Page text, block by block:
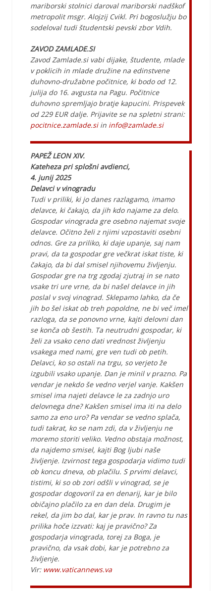
mariborski stolnici daroval mariborski nadškof
metropolit msgr. Alojzij Cvikl. Pri bogoslužju bo
sodeloval tudi študentski pevski zbor Vdih.
ZAVOD ZAMLADE.SI
Zavod Zamlade.si vabi dijake, študente, mlade
v poklicih in mlade družine na edinstvene
duhovno-družabne počitnice, ki bodo od 12.
julija do 16. avgusta na Pagu. Počitnice
duhovno spremljajo bratje kapucini. Prispevek
od 229 EUR dalje. Prijavite se na spletni strani:
pocitnice.zamlade.siin info@zamlade.si
PAPEŽ LEON XIV.
Kateheza pri splošni avdienci,
4. junij 2025
Delavci v vinogradu
Tudi v priliki, ki jo danes razlagamo, imamo
delavce, ki čakajo, da jih kdo najame za delo.
Gospodar vinograda gre osebno najemat svoje
delavce. Očitno želi z njimi vzpostaviti osebni
odnos. Gre za priliko, ki daje upanje, saj nam
pravi, da ta gospodar gre večkrat iskat tiste, ki
čakajo, da bi dal smisel njihovemu življenju.
Gospodar gre na trg zgodaj zjutraj in se nato
vsake tri ure vrne, da bi našel delavce in jih
poslal v svoj vinograd. Sklepamo lahko, da če
jih bo šel iskat ob treh popoldne, ne bi več imel
razloga, da se ponovno vrne, kajti delovni dan
se konča ob šestih. Ta neutrudni gospodar, ki
želi za vsako ceno dati vrednost življenju
vsakega med nami, gre ven tudi ob petih.
Delavci, ko so ostali na trgu, so verjeto že
izgubili vsako upanje. Dan je minil v prazno. Pa
vendar je nekdo še vedno verjel vanje. Kakšen
smisel ima najeti delavce le za zadnjo uro
delovnega dne? Kakšen smisel ima iti na delo
samo za eno uro? Pa vendar se vedno splača,
tudi takrat, ko se nam zdi, da v življenju ne
moremo storiti veliko. Vedno obstaja možnost,
da najdemo smisel, kajti Bog ljubi naše
življenje. Izvirnost tega gospodarja vidimo tudi
ob koncu dneva, ob plačilu. S prvimi delavci,
tistimi, ki so ob zori odšli v vinograd, se je
gospodar dogovoril za en denarij, kar je bilo
običajno plačilo za en dan dela. Drugim je
rekel, da jim bo dal, kar je prav. In ravno tu nas
prilika hoče izzvati: kaj je pravično? Za
gospodarja vinograda, torej za Boga, je
pravično, da vsak dobi, kar je potrebno za
življenje.
Vir: www.vaticannews.va